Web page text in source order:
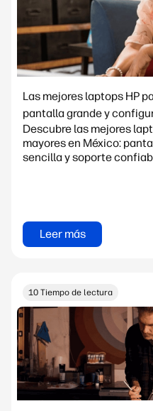
Las mejores laptops HP
pantalla grande y
Descubre las mejores
mayores en México:
sencilla y soporte
Leer más
10 Tiempo de lectura